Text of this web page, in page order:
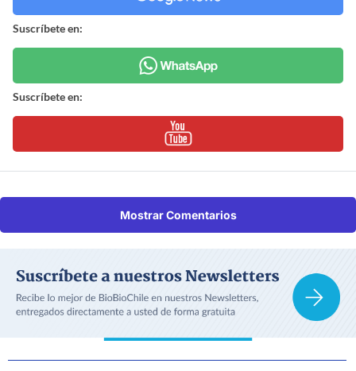
Suscríbete en:
Suscríbete en:
Mostrar Comentarios